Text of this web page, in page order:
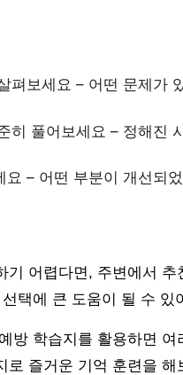
펴보세요 – 어떤 문제가
히 풀어보세요 – 정해진
요 – 어떤 부분이 개선되
기 어렵다면, 주변에서
택에 큰 도움이 될 수 있
방 학습지를 활용하면
로 즐거운 기억 훈련을 해